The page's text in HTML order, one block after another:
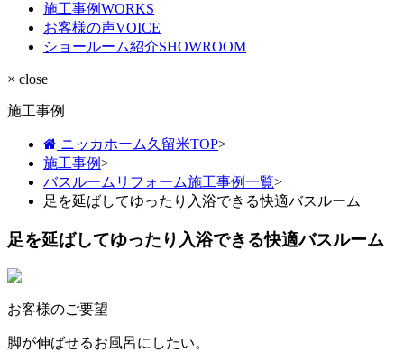
施工事例WORKS
お客様の声VOICE
ショールーム紹介SHOWROOM
× close
施工事例
ニッカホーム久留米TOP>
施工事例>
バスルームリフォーム施工事例一覧>
足を延ばしてゆったり入浴できる快適バスルーム
足を延ばしてゆったり入浴できる快適バスルーム
お客様のご要望
脚が伸ばせるお風呂にしたい。